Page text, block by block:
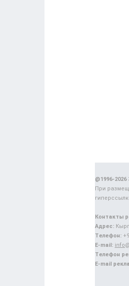
@1996-2026
При
Контакты
Адрес:
Телефон:
E-mail:
Телефон
E-mail